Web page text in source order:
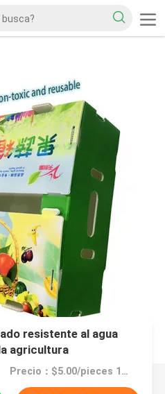
resistente al agua
agricultura
Precio：$5.00/pieces 1-1999 pieces